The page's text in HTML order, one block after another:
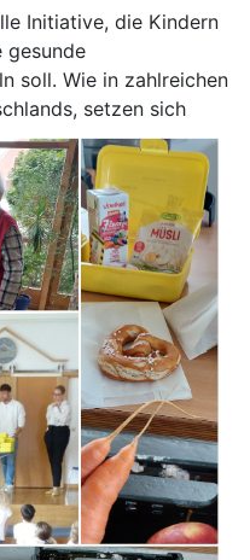
Initiative, die Kindern
gesunde
soll. Wie in zahlreichen
setzen sich